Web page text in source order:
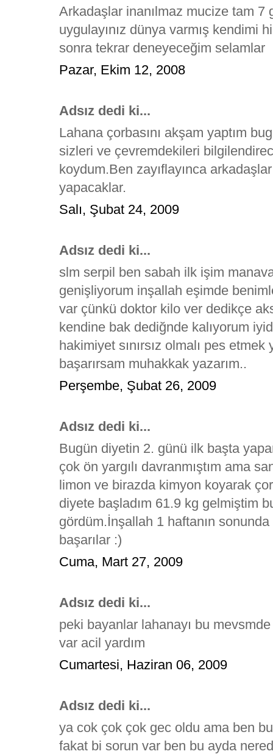
Arkadaşlar inanılmaz mucize tam
uygulayınız dünya varmış kendimi
sonra tekrar deneyeceğim selamlar
Pazar, Ekim 12, 2008
Adsız dedi ki...
Lahana çorbasını akşam yaptım
sizleri ve çevremdekileri
koydum.Ben zayıflayınca
yapacaklar.
Salı, Şubat 24, 2009
Adsız dedi ki...
slm serpil ben sabah ilk işim
genişliyorum inşallah eşimde
var çünkü doktor kilo ver dedikçe
kendine bak dediğnde kalıyorum
hakimiyet sınırsız olmalı pes
başarırsam muhakkak yazarım..
Perşembe, Şubat 26, 2009
Adsız dedi ki...
Bugün diyetin 2. günü ilk başta
çok ön yargılı davranmıştım ama
limon ve birazda kimyon koyarak
diyete başladım 61.9 kg gelmiştim
gördüm.İnşallah 1 haftanın
başarılar :)
Cuma, Mart 27, 2009
Adsız dedi ki...
peki bayanlar lahanayı bu
var acil yardım
Cumartesi, Haziran 06, 2009
Adsız dedi ki...
ya cok çok çok gec oldu ama ben
fakat bi sorun var ben bu ayda